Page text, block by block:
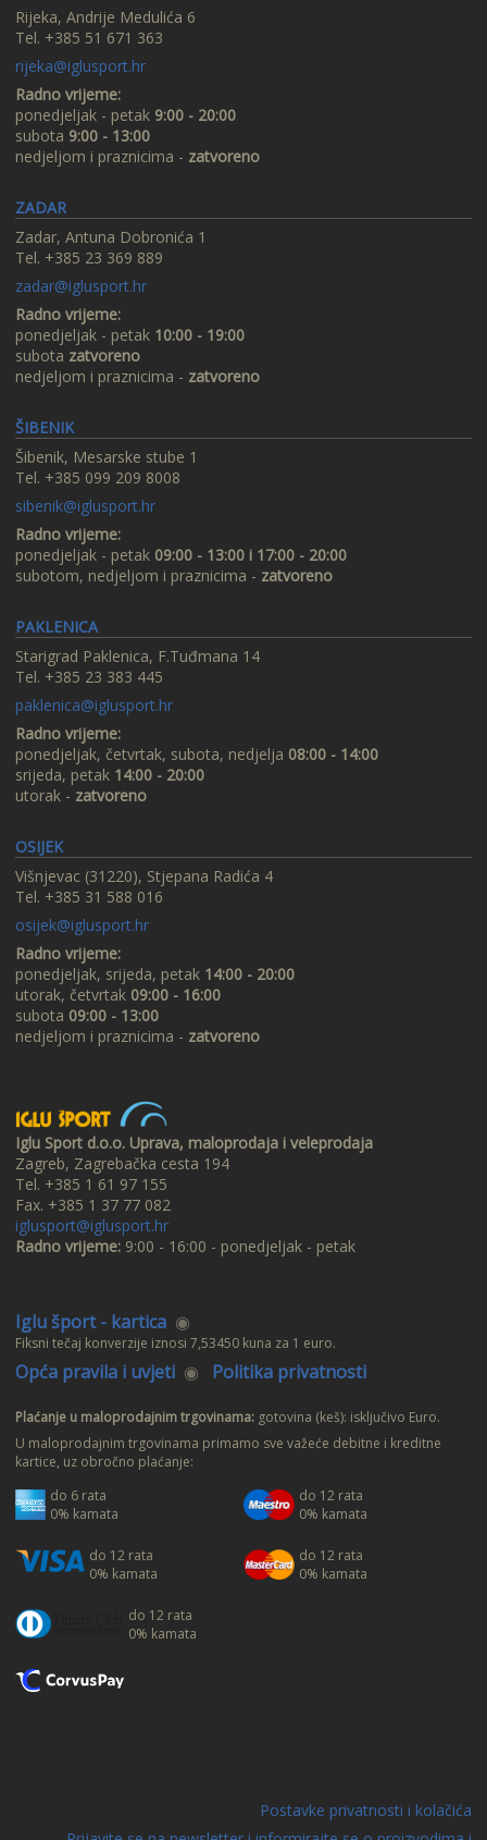
Rijeka, Andrije Medulića 6
Tel. +385 51 671 363
rijeka@iglusport.hr
Radno vrijeme:
ponedjeljak - petak 9:00 - 20:00
subota 9:00 - 13:00
nedjeljom i praznicima - zatvoreno
ZADAR
Zadar, Antuna Dobronića 1
Tel. +385 23 369 889
zadar@iglusport.hr
Radno vrijeme:
ponedjeljak - petak 10:00 - 19:00
subota zatvoreno
nedjeljom i praznicima - zatvoreno
ŠIBENIK
Šibenik, Mesarske stube 1
Tel. +385 099 209 8008
sibenik@iglusport.hr
Radno vrijeme:
ponedjeljak - petak 09:00 - 13:00 i 17:00 - 20:00
subotom, nedjeljom i praznicima - zatvoreno
PAKLENICA
Starigrad Paklenica, F.Tuđmana 14
Tel. +385 23 383 445
paklenica@iglusport.hr
Radno vrijeme:
ponedjeljak, četvrtak, subota, nedjelja 08:00 - 14:00
srijeda, petak 14:00 - 20:00
utorak - zatvoreno
OSIJEK
Višnjevac (31220), Stjepana Radića 4
Tel. +385 31 588 016
osijek@iglusport.hr
Radno vrijeme:
ponedjeljak, srijeda, petak 14:00 - 20:00
utorak, četvrtak 09:00 - 16:00
subota 09:00 - 13:00
nedjeljom i praznicima - zatvoreno
Iglu Sport d.o.o. Uprava, maloprodaja i veleprodaja
Zagreb, Zagrebačka cesta 194
Tel. +385 1 61 97 155
Fax. +385 1 37 77 082
iglusport@iglusport.hr
Radno vrijeme: 9:00 - 16:00 - ponedjeljak - petak
Iglu šport - kartica ◉
Fiksni tečaj konverzije iznosi 7,53450 kuna za 1 euro.
Opća pravila i uvjeti ◉ Politika privatnosti
Plaćanje u maloprodajnim trgovinama: gotovina (keš): isključivo Euro.
U maloprodajnim trgovinama primamo sve važeće debitne i kreditne
kartice, uz obročno plaćanje:
do 6 rata
0% kamata
do 12 rata
0% kamata
do 12 rata
0% kamata
do 12 rata
0% kamata
do 12 rata
0% kamata
Postavke privatnosti i kolačića